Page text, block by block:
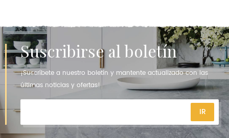
Suscribirse al boletín
¡Suscríbete a nuestro boletín y mantente actualizado con las
últimas noticias y ofertas!